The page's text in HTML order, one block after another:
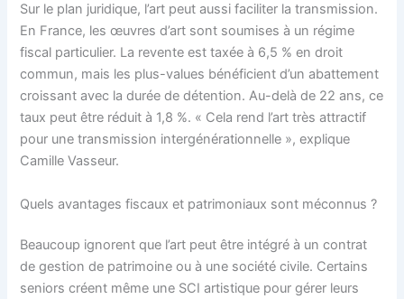
Sur le plan juridique, l’art peut aussi faciliter la transmission.
En France, les œuvres d’art sont soumises à un régime
fiscal particulier. La revente est taxée à 6,5 % en droit
commun, mais les plus-values bénéficient d’un abattement
croissant avec la durée de détention. Au-delà de 22 ans, ce
taux peut être réduit à 1,8 %. « Cela rend l’art très attractif
pour une transmission intergénérationnelle », explique
Camille Vasseur.
Quels avantages fiscaux et patrimoniaux sont méconnus ?
Beaucoup ignorent que l’art peut être intégré à un contrat
de gestion de patrimoine ou à une société civile. Certains
seniors créent même une SCI artistique pour gérer leurs